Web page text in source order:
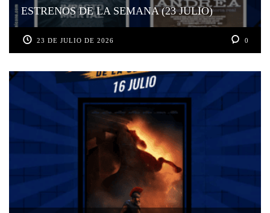
ESTRENOS DE LA SEMANA (23 JULIO)
23 DE JULIO DE 2026 0